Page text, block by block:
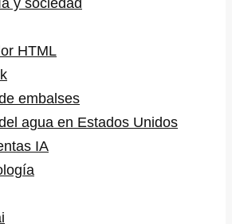
HTML
embalses
agua en Estados Unidos
IA